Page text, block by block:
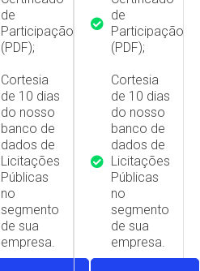
de
Participação
(PDF);
Cortesia
de 10 dias
do nosso
banco de
dados de
Licitações
Públicas
no
segmento
de sua
empresa.
de
Participação
(PDF);
Cortesia
de 10 dias
do nosso
banco de
dados de
Licitações
Públicas
no
segmento
de sua
empresa.